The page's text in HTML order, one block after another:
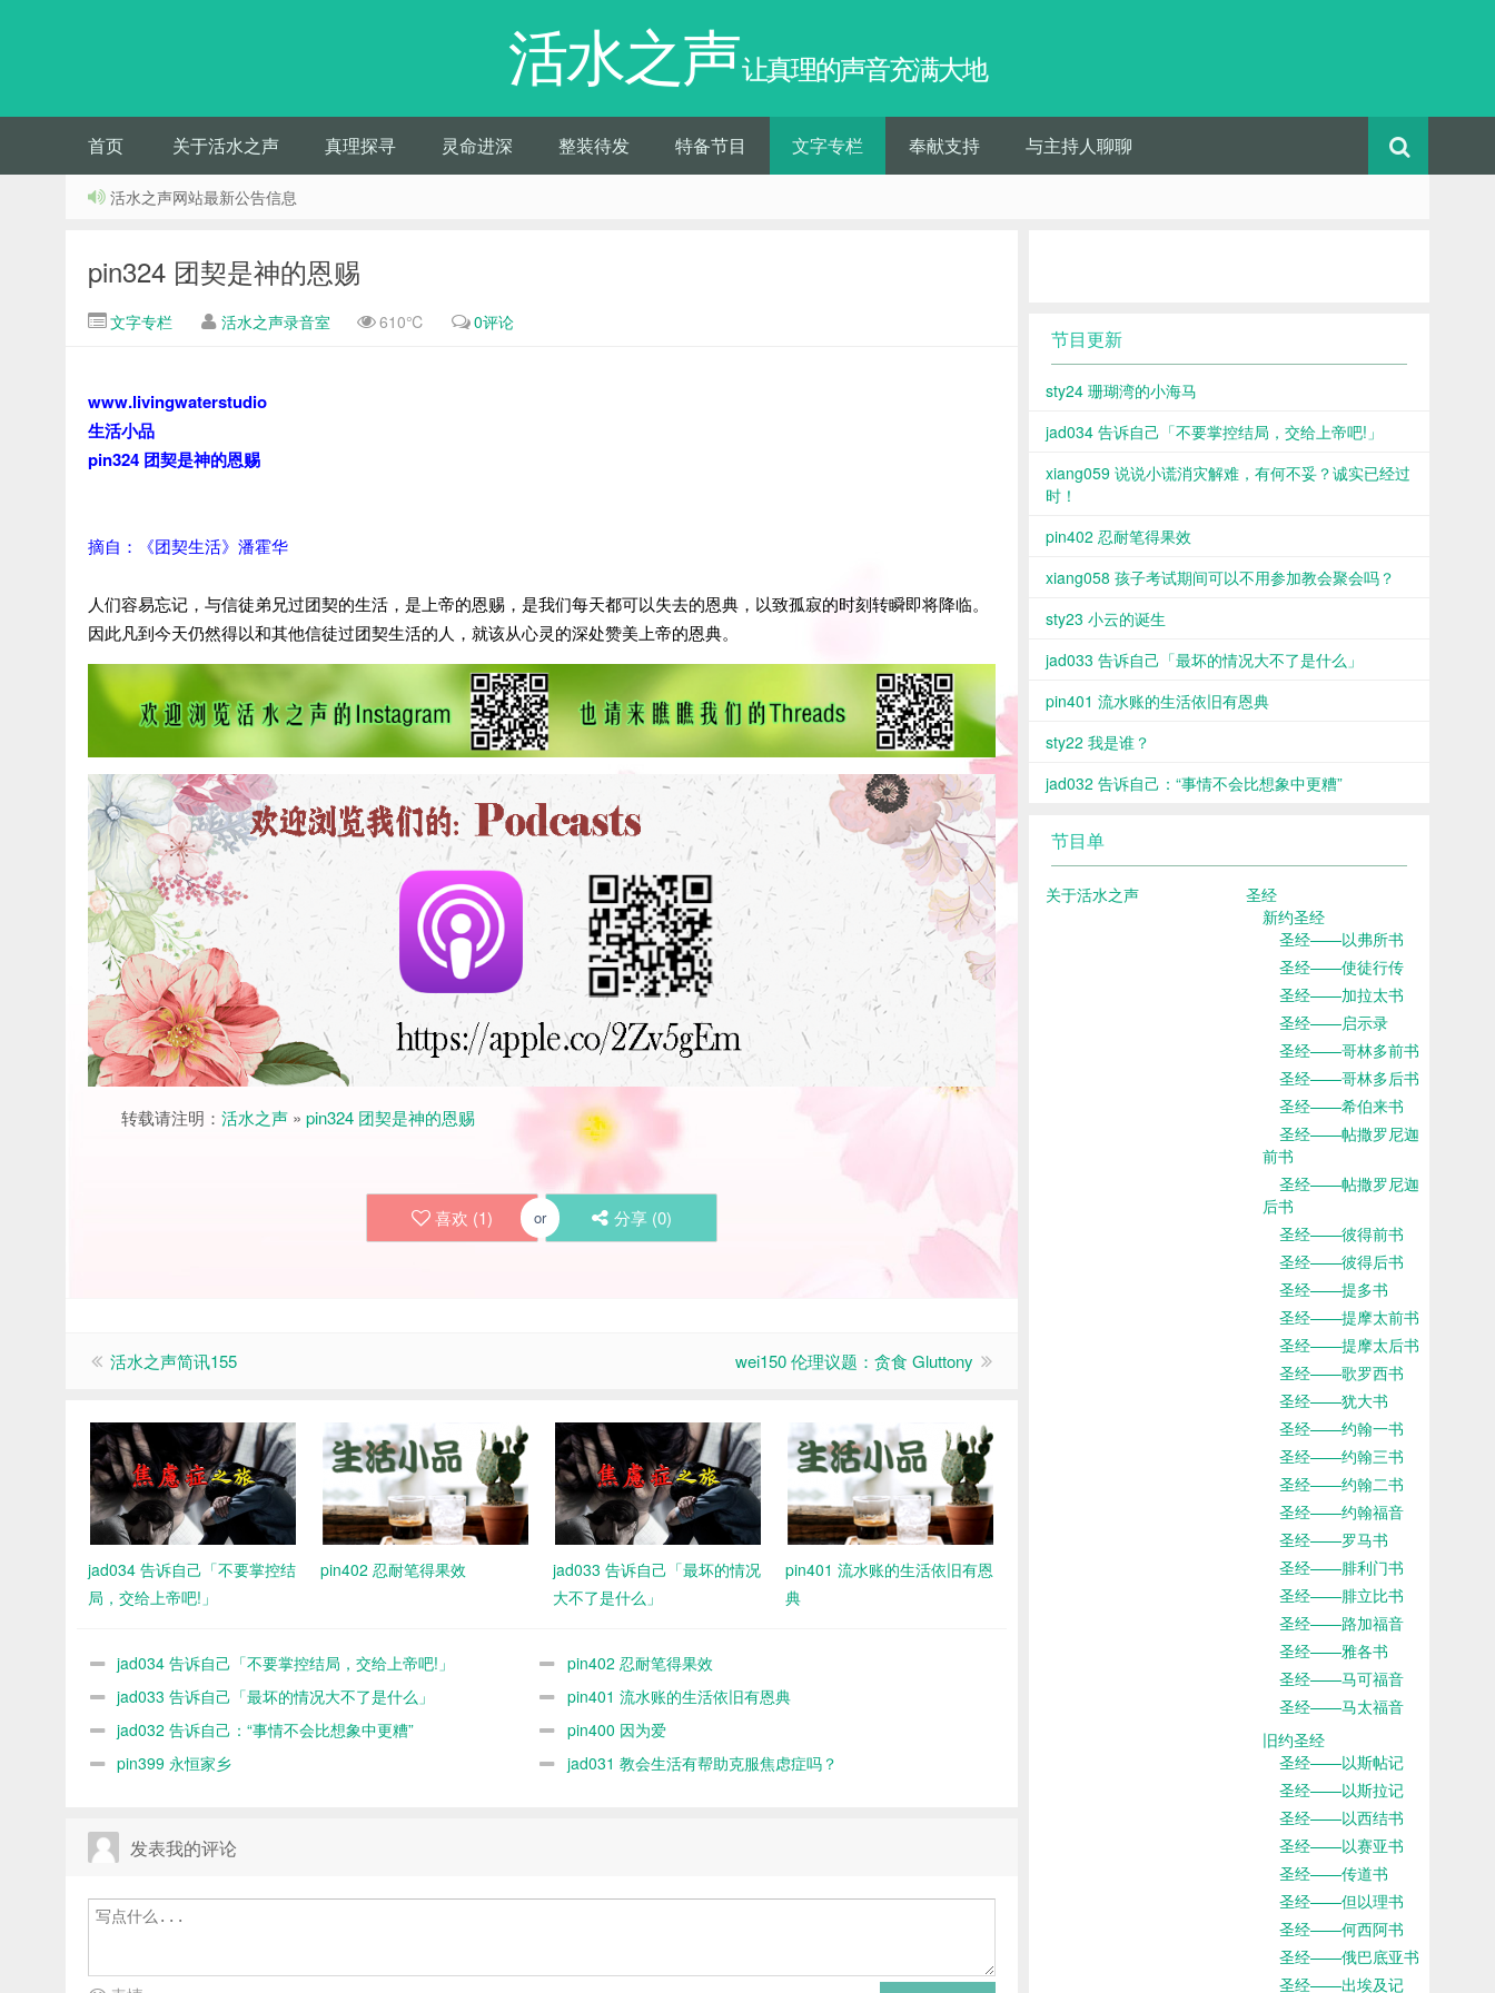
活水之声让真理的声音充满大地
首页 关于活水之声 真理探寻 灵命进深 整装待发 特备节目 文字专栏 奉献支持 与主持人聊聊
活水之声网站最新公告信息
pin324 团契是神的恩赐
文字专栏 活水之声录音室 610℃ 0评论
www.livingwaterstudio
生活小品
pin324 团契是神的恩赐
摘自：《团契生活》潘霍华
人们容易忘记，与信徒弟兄过团契的生活，是上帝的恩赐，是我们每天都可以失去的恩典，以致孤寂的时刻转瞬即将降临。
因此凡到今天仍然得以和其他信徒过团契生活的人，就该从心灵的深处赞美上帝的恩典。
转载请注明： 活水之声 » pin324 团契是神的恩赐
喜欢 (1) or 分享 (0)
活水之声简讯155 wei150 伦理议题：贪食 Gluttony
jad034 告诉自己「不要掌控结
局，交给上帝吧!」
pin402 忍耐笔得果效
jad033 告诉自己「最坏的情况
大不了是什么」
pin401 流水账的生活依旧有恩
典
jad034 告诉自己「不要掌控结局，交给上帝吧!」
pin402 忍耐笔得果效
jad033 告诉自己「最坏的情况大不了是什么」
pin401 流水账的生活依旧有恩典
jad032 告诉自己：“事情不会比想象中更糟”
pin400 因为爱
pin399 永恒家乡
jad031 教会生活有帮助克服焦虑症吗？
发表我的评论
节目更新
sty24 珊瑚湾的小海马
jad034 告诉自己「不要掌控结局，交给上帝吧!」
xiang059 说说小谎消灾解难，有何不妥？诚实已经过
时！
pin402 忍耐笔得果效
xiang058 孩子考试期间可以不用参加教会聚会吗？
sty23 小云的诞生
jad033 告诉自己「最坏的情况大不了是什么」
pin401 流水账的生活依旧有恩典
sty22 我是谁？
jad032 告诉自己：“事情不会比想象中更糟”
节目单
关于活水之声
圣经
新约圣经
圣经——以弗所书
圣经——使徒行传
圣经——加拉太书
圣经——启示录
圣经——哥林多前书
圣经——哥林多后书
圣经——希伯来书
圣经——帖撒罗尼迦
前书
圣经——帖撒罗尼迦
后书
圣经——彼得前书
圣经——彼得后书
圣经——提多书
圣经——提摩太前书
圣经——提摩太后书
圣经——歌罗西书
圣经——犹大书
圣经——约翰一书
圣经——约翰三书
圣经——约翰二书
圣经——约翰福音
圣经——罗马书
圣经——腓利门书
圣经——腓立比书
圣经——路加福音
圣经——雅各书
圣经——马可福音
圣经——马太福音
旧约圣经
圣经——以斯帖记
圣经——以斯拉记
圣经——以西结书
圣经——以赛亚书
圣经——传道书
圣经——但以理书
圣经——何西阿书
圣经——俄巴底亚书
圣经——出埃及记